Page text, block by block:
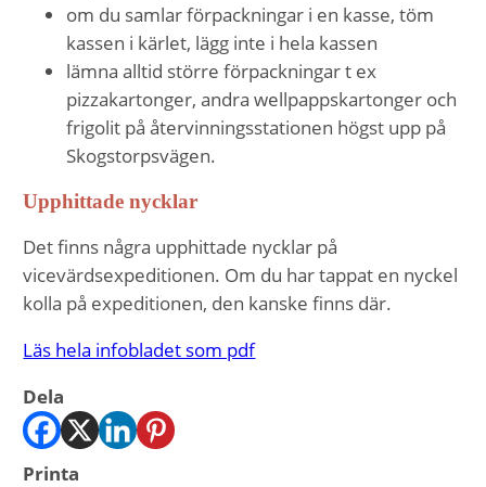
om du samlar förpackningar i en kasse, töm
kassen i kärlet, lägg inte i hela kassen
lämna alltid större förpackningar t ex
pizzakartonger, andra wellpappskartonger och
frigolit på återvinningsstationen högst upp på
Skogstorpsvägen.
Upphittade nycklar
Det finns några upphittade nycklar på
vicevärdsexpeditionen. Om du har tappat en nyckel
kolla på expeditionen, den kanske finns där.
Läs hela infobladet som pdf
Dela
Printa